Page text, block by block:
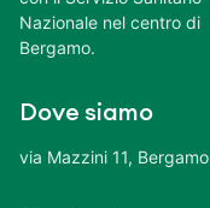
Nazionale nel centro di
Bergamo.
Dove siamo
via Mazzini 11, Bergamo